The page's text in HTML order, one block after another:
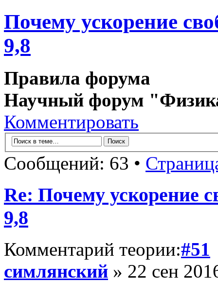
Почему ускорение
9,8
Правила форума
Научный форум
Комментировать
Сообщений: 63 •
Re: Почему ускорение
9,8
Комментарий теории:#51
симлянский » 22 сен